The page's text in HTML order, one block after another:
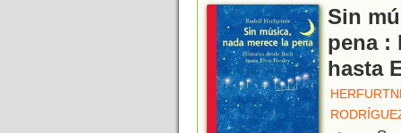
Sin
pena :
hasta